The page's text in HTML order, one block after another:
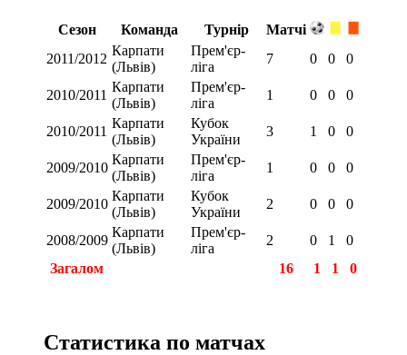
Сезон Команда Турнір
Матчі
2011/2012
Карпати
(Львів)
Прем'єр-
ліга
7 0 0 0
2010/2011
Карпати
(Львів)
Прем'єр-
ліга
1 0 0 0
2010/2011
Карпати
(Львів)
Кубок
України
3 1 0 0
2009/2010
Карпати
(Львів)
Прем'єр-
ліга
1 0 0 0
2009/2010
Карпати
(Львів)
Кубок
України
2 0 0 0
2008/2009
Карпати
(Львів)
Прем'єр-
ліга
2 0 1
0
Загалом
16 1 1 0
Статистика по матчах